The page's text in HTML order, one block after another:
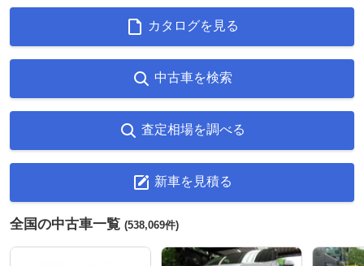
カタログを見る
中古車を検索
査定相場を調べる
新車を見積る
全国の中古車一覧 (538,069件)